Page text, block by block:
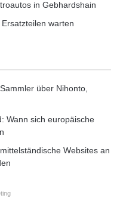
Check
Auto
in Gebhardshain
warten
über Nihonto,
Wann sich europäische
Websites an